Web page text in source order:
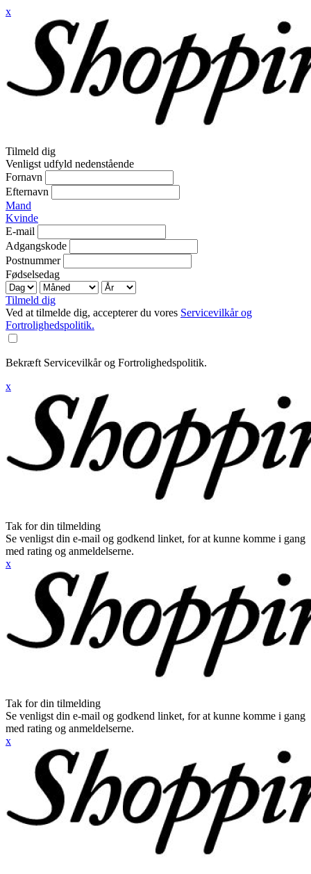
x
Tilmeld dig
Venligst udfyld nedenstående
Fornavn
Efternavn
Mand
Kvinde
E-mail
Adgangskode
Postnummer
Fødselsedag
Tilmeld dig
Ved at tilmelde dig, accepterer du vores Servicevilkår og
Fortrolighedspolitik.
Bekræft Servicevilkår og Fortrolighedspolitik.
x
Tak for din tilmelding
Se venligst din e-mail og godkend linket, for at kunne komme i gang
med rating og anmeldelserne.
x
Tak for din tilmelding
Se venligst din e-mail og godkend linket, for at kunne komme i gang
med rating og anmeldelserne.
x